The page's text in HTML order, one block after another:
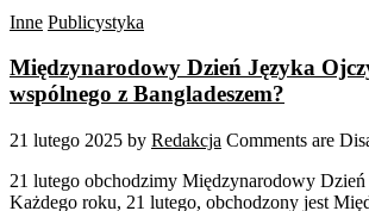
Inne Publicystyka
Międzynarodowy Dzień Języka
wspólnego z Bangladeszem?
21 lutego 2025 by Redakcja Comments are
21 lutego obchodzimy Międzynarodowy Dzień
Każdego roku, 21 lutego, obchodzony jest